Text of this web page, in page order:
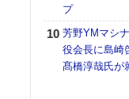
プ
芳野YMマシ
役会長に島崎
髙橋淳哉氏が